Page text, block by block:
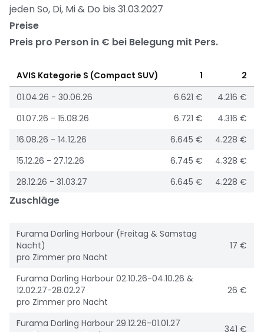
jeden So, Di, Mi & Do bis 31.03.2027
Preise
Preis pro Person in € bei Belegung mit Pers.
AVIS Kategorie S (Compact SUV) 1
2
01.04.26 - 30.06.26
6.621 €
4.216 €
01.07.26 - 15.08.26
6.721 €
4.316 €
16.08.26 - 14.12.26
6.645 €
4.228 €
15.12.26 - 27.12.26
6.745 €
4.328 €
28.12.26 - 31.03.27
6.645 € 4.228 €
Zuschläge
Furama Darling Harbour (Freitag & Samstag
Nacht)
pro Zimmer pro Nacht
17 €
Furama Darling Harbour 02.10.26-04.10.26 &
12.02.27-28.02.27
pro Zimmer pro Nacht
26 €
Furama Darling Harbour 29.12.26-01.01.27
341 €